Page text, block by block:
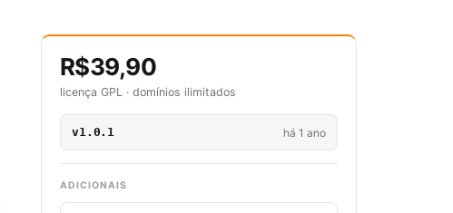
R$39,90
licença GPL · domínios ilimitados
v1.0.1 há 1 ano
ADICIONAIS